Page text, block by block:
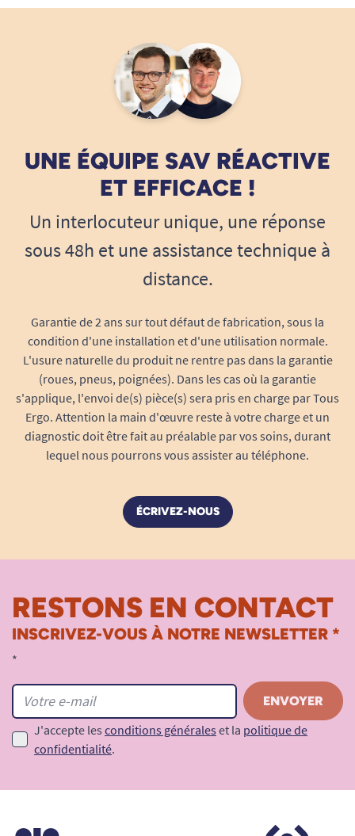
UNE ÉQUIPE SAV RÉACTIVE
ET EFFICACE !
Un interlocuteur unique, une réponse
sous 48h et une assistance technique à
distance.
Garantie de 2 ans sur tout défaut de fabrication, sous la
condition d'une installation et d'une utilisation normale.
L'usure naturelle du produit ne rentre pas dans la garantie
(roues, pneus, poignées). Dans les cas où la garantie
s'applique, l'envoi de(s) pièce(s) sera pris en charge par Tous
Ergo. Attention la main d'œuvre reste à votre charge et un
diagnostic doit être fait au préalable par vos soins, durant
lequel nous pourrons vous assister au téléphone.
ÉCRIVEZ-NOUS
RESTONS EN CONTACT
INSCRIVEZ-VOUS À NOTRE NEWSLETTER *
*
J'accepte les conditions générales et la politique de
confidentialité.